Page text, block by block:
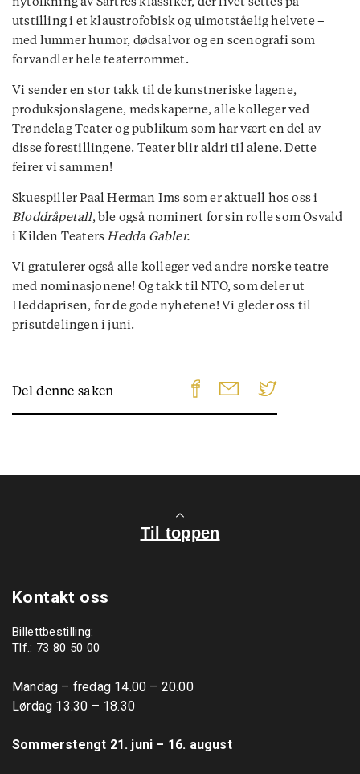
utstilling i et klaustrofobisk og uimotståelig helvete –
med lummer humor, dødsalvor og en scenografi som
forvandler hele teaterrommet.
Vi sender en stor takk til de kunstneriske lagene,
produksjonslagene, medskaperne, alle kolleger ved
Trøndelag Teater og publikum som har vært en del av
disse forestillingene. Teater blir aldri til alene. Dette
feirer vi sammen!
Skuespiller Paal Herman Ims som er aktuell hos oss i
Bloddråpetall, ble også nominert for sin rolle som Osvald
i Kilden Teaters Hedda Gabler.
Vi gratulerer også alle kolleger ved andre norske teatre
med nominasjonene! Og takk til NTO, som deler ut
Heddaprisen, for de gode nyhetene! Vi gleder oss til
prisutdelingen i juni.
Del denne saken f
Til toppen
Kontakt oss
Billettbestilling:
Tlf.: 73 80 50 00
Mandag – fredag 14.00 – 20.00
Lørdag 13.30 – 18.30
Sommerstengt 21. juni – 16. august